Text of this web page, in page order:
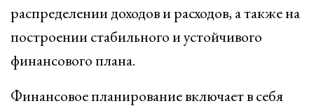
распределении доходов и расходов, а также на
построении стабильного и устойчивого
финансового плана.
Финансовое планирование включает в себя